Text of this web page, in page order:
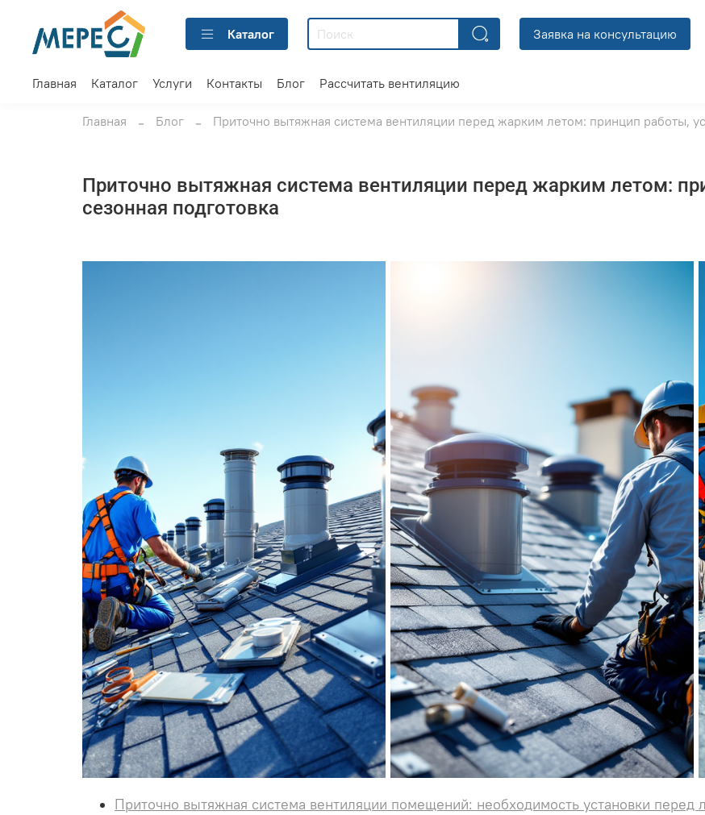
Каталог Заявка на консультацию
Главная Каталог Услуги Контакты Блог Рассчитать вентиляцию
Главная Блог Приточно вытяжная система вентиляции перед жарким летом: принцип работы,
Приточно вытяжная система вентиляции перед жарким летом:
сезонная подготовка
Приточно вытяжная система вентиляции помещений: необходимость установки перед